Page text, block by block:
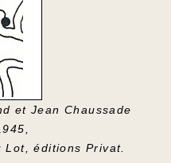
et Jean Chaussade
Lot, éditions Privat.